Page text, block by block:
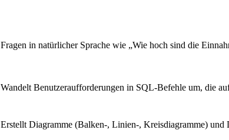
Fragen in natürlicher Sprache wie „Wie hoch sind die
Wandelt Benutzeraufforderungen in SQL-Befehle um, die
Erstellt Diagramme (Balken-, Linien-, Kreisdiagramme)